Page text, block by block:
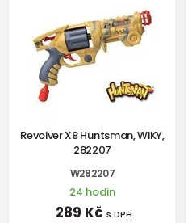
Revolver X8 Huntsman, WIKY,
282207
W282207
24 hodin
289 Kč s DPH